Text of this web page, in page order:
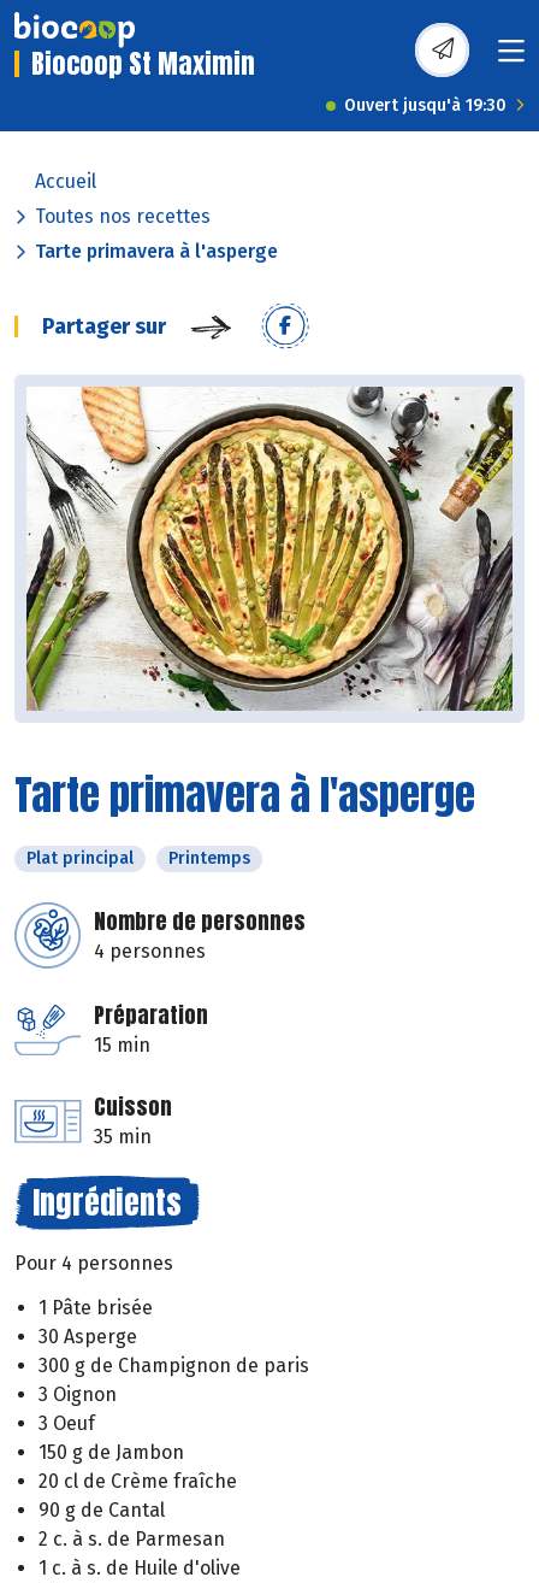
Biocoop St Maximin
Ouvert jusqu'à 19:30
Accueil
Toutes nos recettes
Tarte primavera à l'asperge
Partager sur
Tarte primavera à l'asperge
Plat principal Printemps
Nombre de personnes
4 personnes
Préparation
15 min
Cuisson
35 min
Ingrédients
Pour 4 personnes
1 Pâte brisée
30 Asperge
300 g de Champignon de paris
3 Oignon
3 Oeuf
150 g de Jambon
20 cl de Crème fraîche
90 g de Cantal
2 c. à s. de Parmesan
1 c. à s. de Huile d'olive